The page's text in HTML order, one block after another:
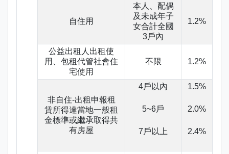
娛樂稅
稅務行事曆
書表下載
e觸即發跨域稅務通
繳納證明
稅籍異動即時通
政府資訊公開專區
有獎徵答
最新債務訊息
創新便民服務措施
不動產移轉專區
納稅者權利保護專區
行政救濟專區
檔案應用園地
首長簡介
經營理念
組織職掌
網站導覽
English
首長信箱
常見問答
自住用
本人、配偶
及未成年子
女合計全國
3戶內
1.2%
公益出租人出租使
用、包租代管社會住
宅使用
不限 1.2%
非自住-出租申報租
賃所得達當地一般租
金標準或繼承取得共
有房屋
4戶以內
5~6戶
7戶以上
1.5%
2.0%
2.4%